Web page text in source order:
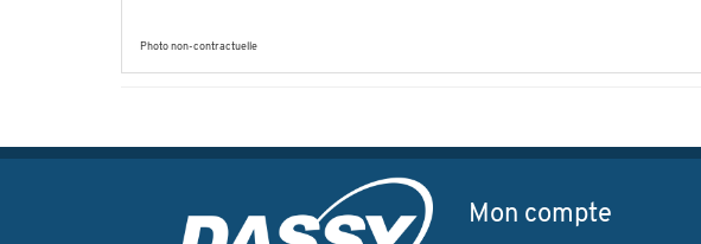
Photo non-contractuelle
Mon compte